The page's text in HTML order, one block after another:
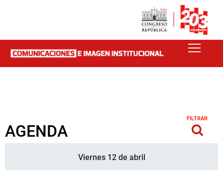
AGENDA
FILTRAR
Viernes 12 de abril